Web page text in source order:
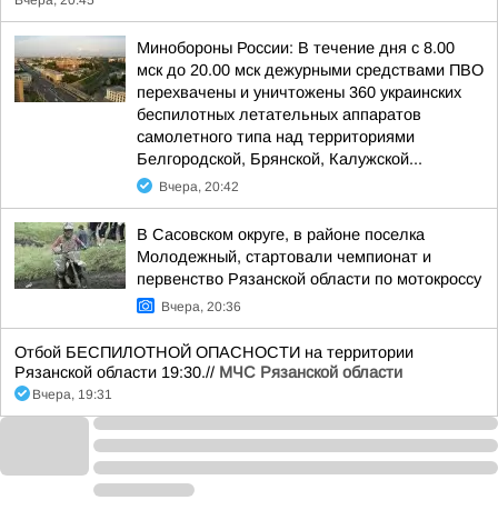
Минобороны России: В течение дня с 8.00
мск до 20.00 мск дежурными средствами ПВО
перехвачены и уничтожены 360 украинских
беспилотных летательных аппаратов
самолетного типа над территориями
Белгородской, Брянской, Калужской...
Вчера, 20:42
В Сасовском округе, в районе поселка
Молодежный, стартовали чемпионат и
первенство Рязанской области по мотокроссу
Вчера, 20:36
Отбой БЕСПИЛОТНОЙ ОПАСНОСТИ на территории
Рязанской области 19:30.// МЧС Рязанской области
Вчера, 19:31